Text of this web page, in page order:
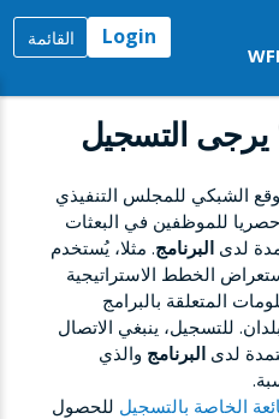
Login القائمة
التسجيل
الشبكي للمجلس التنفيذي
للموظفين في البعثات
لدى البرنامج. مثلا، يُستخدم
الخطط الاستراتيجية
المتعلقة بالبرامج
للتسجيل، ينبغي الاتصال
لدى البرنامج والذي
للحصول